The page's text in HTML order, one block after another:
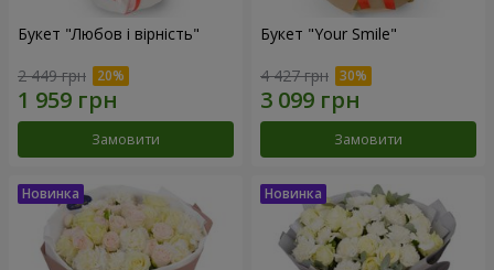
Букет "Любов і вірність"
2 449 грн
Замовити
Букет "Your Smile"
4 427 грн
Замовити